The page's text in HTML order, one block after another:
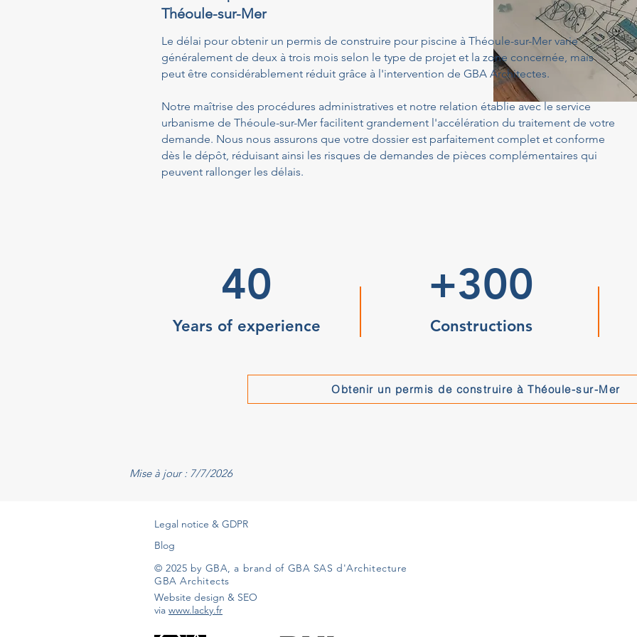
Théoule-sur-Mer
Le délai pour obtenir un permis de construire pour piscine à Théoule-sur-Mer varie
généralement de deux à trois mois selon le type de projet et la zone concernée, mais
peut être considérablement réduit grâce à l'intervention de GBA Architectes.
Notre maîtrise des procédures administratives et notre relation établie avec le service
urbanisme de Théoule-sur-Mer facilitent grandement l'accélération du traitement de votre
demande. Nous nous assurons que votre dossier est parfaitement complet et conforme
dès le dépôt, réduisant ainsi les risques de demandes de pièces complémentaires qui
peuvent rallonger les délais.
40
Years of experience
+300
Constructions
Obtenir un permis de construire à Théoule-sur-Mer
Mise à jour : 7/7/2026
Legal notice & GDPR
Blog
© 2025 by GBA, a brand of GBA SAS d'Architecture
GBA Architects
Website design & SEO
via www.lacky.fr